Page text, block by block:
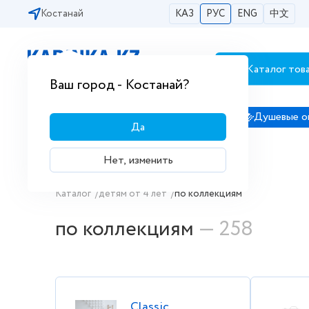
Костанай КАЗ РУС ENG 中文
Ваш город - Костанай?
Да
Нет, изменить
Бесплатная доставка по городам РК
Каталог
Сантехника Душевые кабины Душевые
Купить по коллекциям в
Каталог /детям от 4 лет /по коллекциям
по коллекциям — 258